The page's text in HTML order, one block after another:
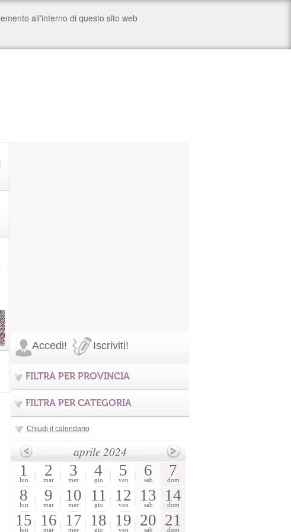
Accedi! Iscriviti!
FILTRA PER PROVINCIA
FILTRA PER CATEGORIA
Chiudi il calendario
aprile 2024
1
lun
2
mar
3
mer
4
gio
5
ven
6
sab
7
dom
8
lun
9
mar
10
mer
11
gio
12
ven
13
sab
14
dom
15
lun
16
mar
17
mer
18
gio
19
ven
20
sab
21
dom